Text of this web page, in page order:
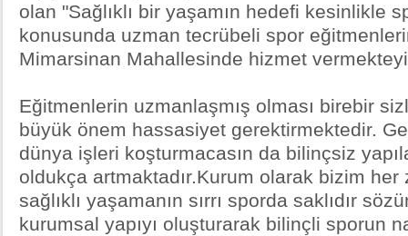
olan "Sağlıklı bir yaşamın hedefi kesinlikle
konusunda uzman tecrübeli spor
Mimarsinan Mahallesinde hizmet
Eğitmenlerin uzmanlaşmış olması birebir
büyük önem hassasiyet gerektirmektedir.
dünya işleri koşturmacasın da bilinçsiz
oldukça artmaktadır.Kurum olarak bizim
sağlıklı yaşamanın sırrı sporda saklıdır
kurumsal yapıyı oluşturarak bilinçli sporun